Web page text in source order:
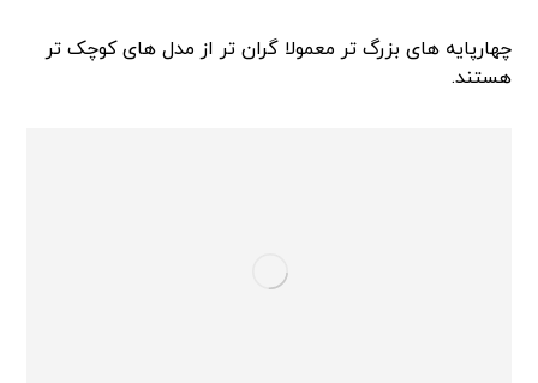
چهارپایه های بزرگ تر معمولا گران تر از مدل های کوچک تر
هستند.